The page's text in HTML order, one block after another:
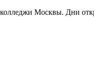
Москвы. Дни